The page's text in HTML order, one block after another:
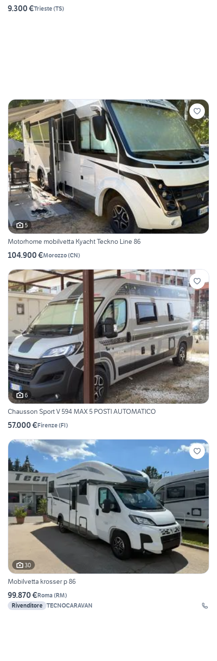
9.300 €Trieste(TS)
5
Motorhome mobilvetta Kyacht Teckno Line 86
104.900 €Morozzo(CN)
6
Chausson Sport V 594 MAX 5 POSTI AUTOMATICO
57.000 €Firenze(FI)
30
Mobilvetta krosser p 86
99.870 €Roma (RM)
Rivenditore TECNOCARAVAN